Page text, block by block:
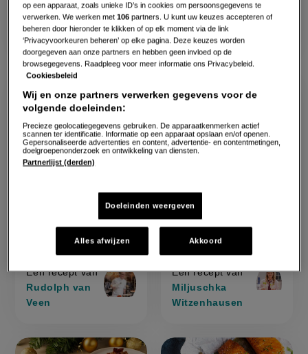
Een recept van
Miljuschka
Witzenhausen
Een recept van
Jet van
Nieuwkerk
Eendenborst met
bramen-portsaus
score:recept
'eendenborst
met
bramen-
portsaus
'
Een recept van
Rudolph van
Veen
eendenborst
portsaus
Porchetta met
pistache en
Een recept van
Miljuschka
Witzenhausen
Sla
recept
porchetta
met
pistache
en
venkelzaad
op een apparaat, zoals unieke ID’s in cookies om persoonsgegevens te
verwerken. We werken met106 partners. U kunt uw keuzes accepteren of
beheren door hieronder te klikken of op elk moment via de link
‘Privacyvoorkeuren beheren’ op elke pagina. Deze keuzes worden
doorgegeven aan onze partners en hebben geen invloed op de
browsegegevens. Raadpleeg voor meer informatie ons Privacybeleid.
Cookiesbeleid
Wij en onze partners verwerken gegevens voor de
volgende doeleinden:
Precieze geolocatiegegevens gebruiken. De apparaatkenmerken actief
scannen ter identificatie. Informatie op een apparaat opslaan en/of openen.
Gepersonaliseerde advertenties en content, advertentie- en contentmetingen,
doelgroepenonderzoek en ontwikkeling van diensten.
Partnerlijst (derden)
Doeleinden weergeven
Alles afwijzen Akkoord